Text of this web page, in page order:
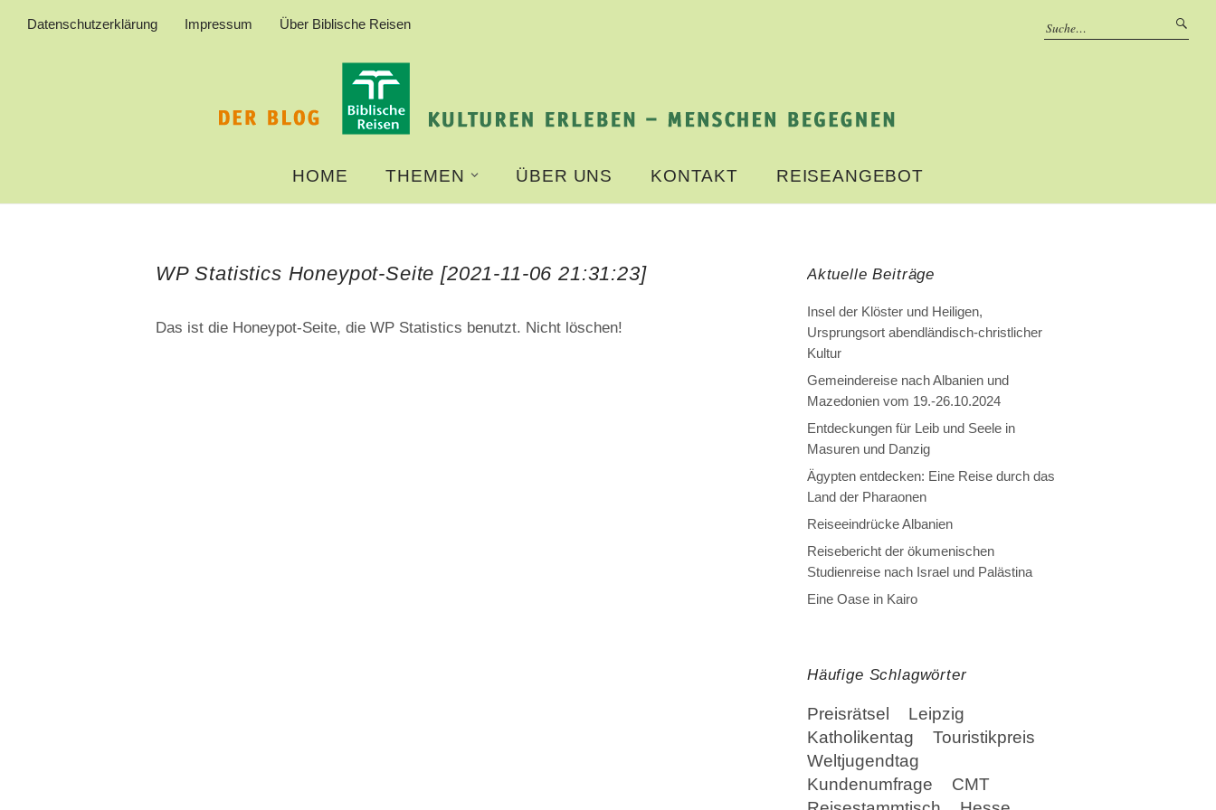
Datenschutzerklärung Impressum Über Biblische Reisen
HOME THEMEN ÜBER UNS KONTAKT REISEANGEBOT
WP Statistics Honeypot-Seite [2021-11-06 21:31:23]
Das ist die Honeypot-Seite, die WP Statistics benutzt. Nicht löschen!
Aktuelle Beiträge
Insel der Klöster und Heiligen,
Ursprungsort abendländisch-christlicher
Kultur
Gemeindereise nach Albanien und
Mazedonien vom 19.-26.10.2024
Entdeckungen für Leib und Seele in
Masuren und Danzig
Ägypten entdecken: Eine Reise durch das
Land der Pharaonen
Reiseeindrücke Albanien
Reisebericht der ökumenischen
Studienreise nach Israel und Palästina
Eine Oase in Kairo
Häufige Schlagwörter
Preisrätsel
Leipzig
Katholikentag
Touristikpreis
Weltjugendtag
Kundenumfrage
CMT